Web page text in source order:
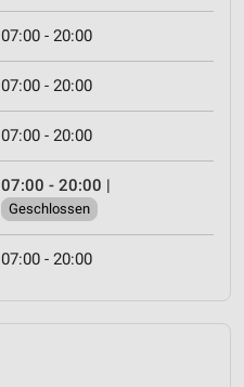
07:00 - 20:00
07:00 - 20:00
07:00 - 20:00
07:00 - 20:00 |
Geschlossen
07:00 - 20:00